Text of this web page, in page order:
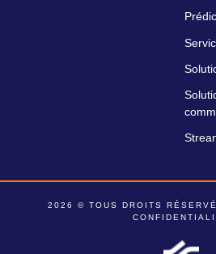
2026 © TOUS DROITS